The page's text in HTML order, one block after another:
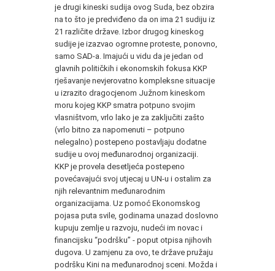
je drugi kineski sudija ovog Suda, bez obzira
na to što je predviđeno da on ima 21 sudiju iz
21 različite države. Izbor drugog kineskog
sudije je izazvao ogromne proteste, ponovno,
samo SAD-a. Imajući u vidu da je jedan od
glavnih političkih i ekonomskih fokusa KKP
rješavanje nevjerovatno kompleksne situacije
u izrazito dragocjenom Južnom kineskom
moru kojeg KKP smatra potpuno svojim
vlasništvom, vrlo lako je za zaključiti zašto
(vrlo bitno za napomenuti – potpuno
nelegalno) postepeno postavljaju dodatne
sudije u ovoj međunarodnoj organizaciji.
KKP je provela desetljeća postepeno
povećavajući svoj utjecaj u UN-u i ostalim za
njih relevantnim međunarodnim
organizacijama. Uz pomoć Ekonomskog
pojasa puta svile, godinama unazad doslovno
kupuju zemlje u razvoju, nudeći im novac i
financijsku “podršku” - poput otpisa njihovih
dugova. U zamjenu za ovo, te države pružaju
podršku Kini na međunarodnoj sceni. Možda i